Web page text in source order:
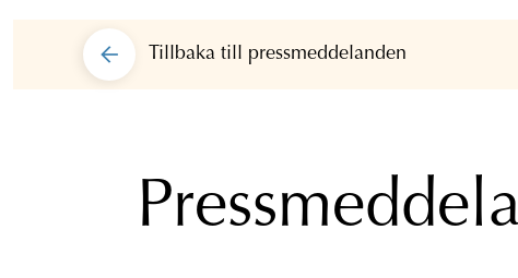
Tillbaka till pressmeddelanden